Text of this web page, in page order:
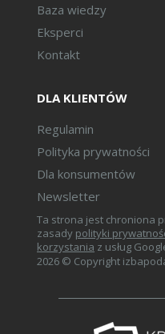
Baza wiedzy
Eksperci
Kontakt
DLA KLIENTÓW
Regulamin
Polityka prywatności
Dla konsumentów
Newsletter
Ta strona jest chroniona
zasady polityki
korzystania z usług
2026 © Copyright